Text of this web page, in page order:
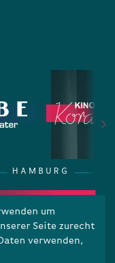
um
Seite zurecht
verwenden,
HAMBURG